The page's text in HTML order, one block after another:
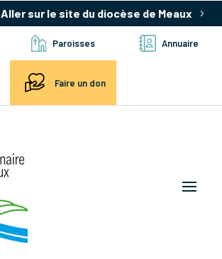
Aller sur le site du diocèse de Meaux
Paroisses Annuaire
Faire un don